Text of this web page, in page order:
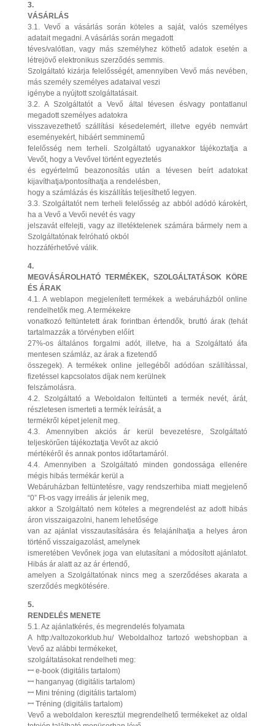
3.
VÁSÁRLÁS
3.1. Vevő a vásárlás során köteles a saját, valós személyes
adatait megadni. A vásárlás során megadott
téves/valótlan, vagy más személyhez köthető adatok esetén a
létrejövő elektronikus szerződés semmis.
Szolgáltató kizárja felelősségét, amennyiben Vevő más nevében,
más személy személyes adataival veszi
igénybe a nyújtott szolgáltatásait.
3.2. A Szolgáltatót a Vevő által tévesen és/vagy pontatlanul
megadott személyes adatokra
visszavezethető szállítási késedelemért, illetve egyéb nemvárt
eseményekért, hibáért semminemű
felelősség nem terheli. Szolgáltató ugyanakkor tájékoztatja a
Vevőt, hogy a Vevővel történt egyeztetés
és egyértelmű beazonosítás után a tévesen beírt adatokat
kijavíthatja/pontosíthatja a rendelésben,
hogy a számlázás és kiszállítás teljesíthető legyen.
3.3. Szolgáltatót nem terheli felelősség az abból adódó károkért,
ha a Vevő a Vevői nevét és vagy
jelszavát elfelejti, vagy az illetéktelenek számára bármely nem a
Szolgáltatónak felróható okból
hozzáférhetővé válik.
4.
MEGVÁSÁROLHATÓ TERMÉKEK, SZOLGÁLTATÁSOK KÖRE
ÉS ÁRAK
4.1. A weblapon megjelenített termékek a webáruházból online
rendelhetők meg. A termékekre
vonatkozó feltüntetett árak forintban értendők, bruttó árak (tehát
tartalmazzák a törvényben előírt
27%-os általános forgalmi adót, illetve, ha a Szolgáltató áfa
mentesen számláz, az árak a fizetendő
összegek). A termékek online jellegéből adódóan szállítással,
fizetéssel kapcsolatos díjak nem kerülnek
felszámolásra.
4.2. Szolgáltató a Weboldalon feltünteti a termék nevét, árát,
részletesen ismerteti a termék leírását, a
termékről képet jelenít meg.
4.3. Amennyiben akciós ár kerül bevezetésre, Szolgáltató
teljeskörűen tájékoztatja Vevőt az akció
mértékéről és annak pontos időtartamáról.
4.4. Amennyiben a Szolgáltató minden gondossága ellenére
mégis hibás termékár kerül a
Webáruházban feltüntetésre, vagy rendszerhiba miatt megjelenő
“0” Ft-os vagy irreális ár jelenik meg,
akkor a Szolgáltató nem köteles a megrendelést az adott hibás
áron visszaigazolni, hanem lehetősége
van az ajánlat visszautasítására és felajánlhatja a helyes áron
történő visszaigazolást, amelynek
ismeretében Vevőnek joga van elutasítani a módosított ajánlatot.
Hibás ár alatt az az ár értendő,
amelyen a Szolgáltatónak nincs meg a szerződéses akarata a
szerződés megkötésére.
5.
RENDELÉS MENETE
5.1. Az ajánlatkérés, és megrendelés folyamata
A http:/valtozokorklub.hu/ Weboldalhoz tartozó webshopban a
Vevő az alábbi termékeket,
szolgáltatásokat rendelheti meg:
ꟷ e-book (digitális tartalom)
ꟷ hanganyag (digitális tartalom)
ꟷ Mini tréning (digitális tartalom)
ꟷ Tréning (digitális tartalom)
Vevő a weboldalon keresztül megrendelhető termékeket az oldal